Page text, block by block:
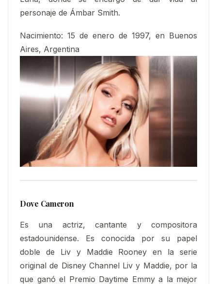
personaje de Ámbar Smith.
Nacimiento: 15 de enero de 1997, en Buenos
Aires, Argentina
Dove Cameron
Es una actriz, cantante y compositora
estadounidense. Es conocida por su papel
doble de Liv y Maddie Rooney en la serie
original de Disney Channel Liv y Maddie, por la
que ganó el Premio Daytime Emmy a la mejor